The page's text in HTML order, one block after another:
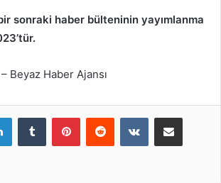
sonraki haber bülteninin yayımlanma
Beyaz Haber Ajansı
LinkedInTumblr PinterestReddit VKontakteE-Posta ile paylaş